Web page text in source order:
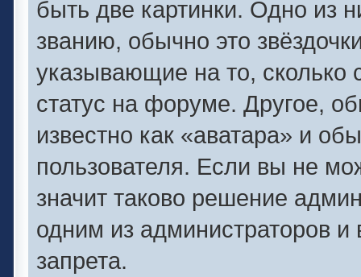
быть две картинки. Одно из
званию, обычно это
указывающие на то,
статус на форуме. Другое,
известно как «аватара» и
пользователя. Если вы не
значит таково решение
одним из администраторов и
запрета.